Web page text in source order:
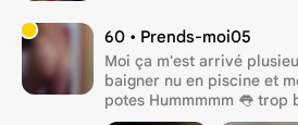
60 • Prends-moi05
Moi ça m'est arrivé
baigner nu en piscine et
potes Hummmmm 👅 trop